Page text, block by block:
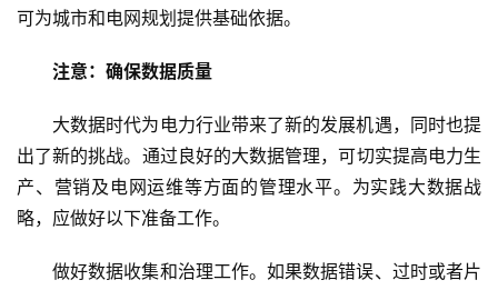
可为城市和电网规划提供基础依据。
注意：确保数据质量
大数据时代为电力行业带来了新的发展机遇，同时也提
出了新的挑战。通过良好的大数据管理，可切实提高电力生
产、营销及电网运维等方面的管理水平。为实践大数据战
略，应做好以下准备工作。
做好数据收集和治理工作。如果数据错误、过时或者片